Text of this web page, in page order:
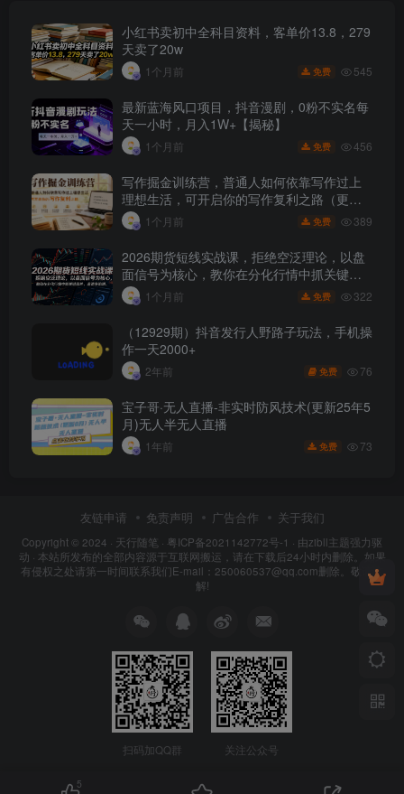
小红书卖初中全科目资料，客单价13.8，279
天卖了20w
1个月前 免费 545
最新蓝海风口项目，抖音漫剧，0粉不实名每
天一小时，月入1W+【揭秘】
1个月前 免费 456
写作掘金训练营，普通人如何依靠写作过上
理想生活，可开启你的写作复利之路（更新6
月） 1个月前 免费 389
2026期货短线实战课，拒绝空泛理论，以盘
面信号为核心，教你在分化行情中抓关键品
种、避诱多陷阱
1个月前 免费 322
（12929期）抖音发行人野路子玩法，手机操
作一天2000+
2年前 免费 76
宝子哥·无人直播-非实时防风技术(更新25年5
月)无人半无人直播
1年前 免费 73
友链申请 免责声明 广告合作 关于我们
Copyright © 2024 · 天行随笔 · 粤ICP备2021142772号-1 · 由zibll主题强力驱
动 · 本站所发布的全部内容源于互联网搬运，请在下载后24小时内删除。如果
有侵权之处请第一时间联系我们E-mail：250060537@qq.com删除。敬请谅
解!
扫码加QQ群 关注公众号
5